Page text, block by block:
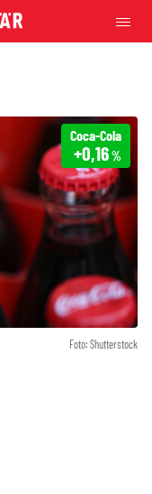
Foto: Shutterstock
Coca-Cola
+0,16%